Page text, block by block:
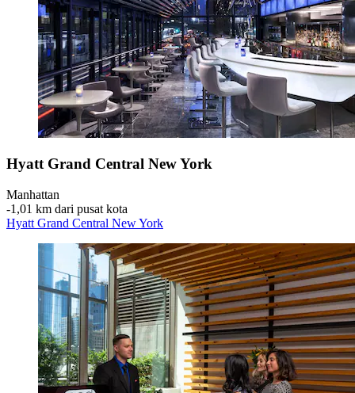
Hyatt Grand Central New York
Manhattan
‐1,01 km dari pusat kota
Hyatt Grand Central New York